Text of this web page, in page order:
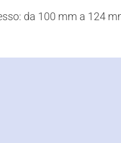
da 100 mm a 124